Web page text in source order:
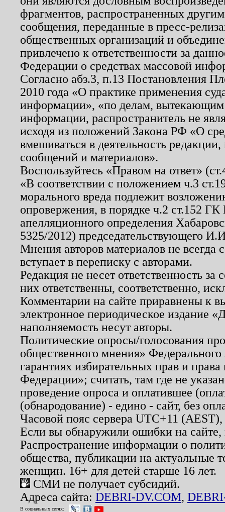
фрагментов, распространенных
сообщения, переданные в пресс-
общественных организаций и
привлечено к ответственности за
Федерации о средствах массовой
Согласно абз.3, п.13 Постановления
2010 года «О практике применения
информации», «по делам, вытекающим
информации, распространитель не
исходя из положений Закона РФ «О
вмешиваться в деятельность
сообщений и материалов».
Воспользуйтесь «Правом на ответ»
«В соответствии с положением ч.3
морального вреда подлежит
опровержения, в порядке ч.2 ст.152
апелляционного определения
5325/2012) председательствующего
Мнения авторов материалов не
вступает в переписку с авторами.
Редакция не несет ответственность
них ответственны, соответственно,
Комментарии на сайте приравнены к
электронное периодическое издание
наполняемость несут авторы.
Политические опросы/голосования
общественного мнения»
гарантиях избирательных прав и
Федерации»; считать, там где не
проведение опроса и оплатившее
(обнародование) - едино - сайт, без
Часовой пояс сервера UTC+11
Если вы обнаружили ошибки на
Распространение информации о
общества, публикации на актуальные
женщин. 16+ для детей старше 16 лет.
СМИ не получает субсидий.
Адреса сайта: DEBRI-DV.COM,
В социальных сетях: